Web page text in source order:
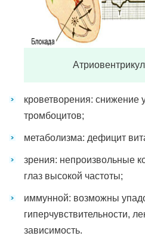
кроветворения: снижение
тромбоцитов;
метаболизма: дефицит
зрения: непроизвольные
глаз высокой частоты;
иммунной: возможны
гиперчувствительности,
зависимость.